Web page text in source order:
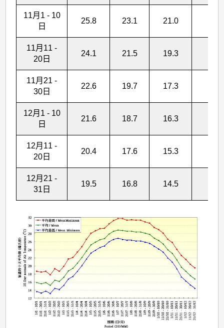
11月1 - 10
日
25.8 23.1 21.0
11月11 -
20日
24.1 21.5 19.3
11月21 -
30日
22.6 19.7 17.3
12月1 - 10
日
21.6 18.7 16.3
12月11 -
20日
20.4 17.6 15.3
12月21 -
31日
19.5 16.8 14.5